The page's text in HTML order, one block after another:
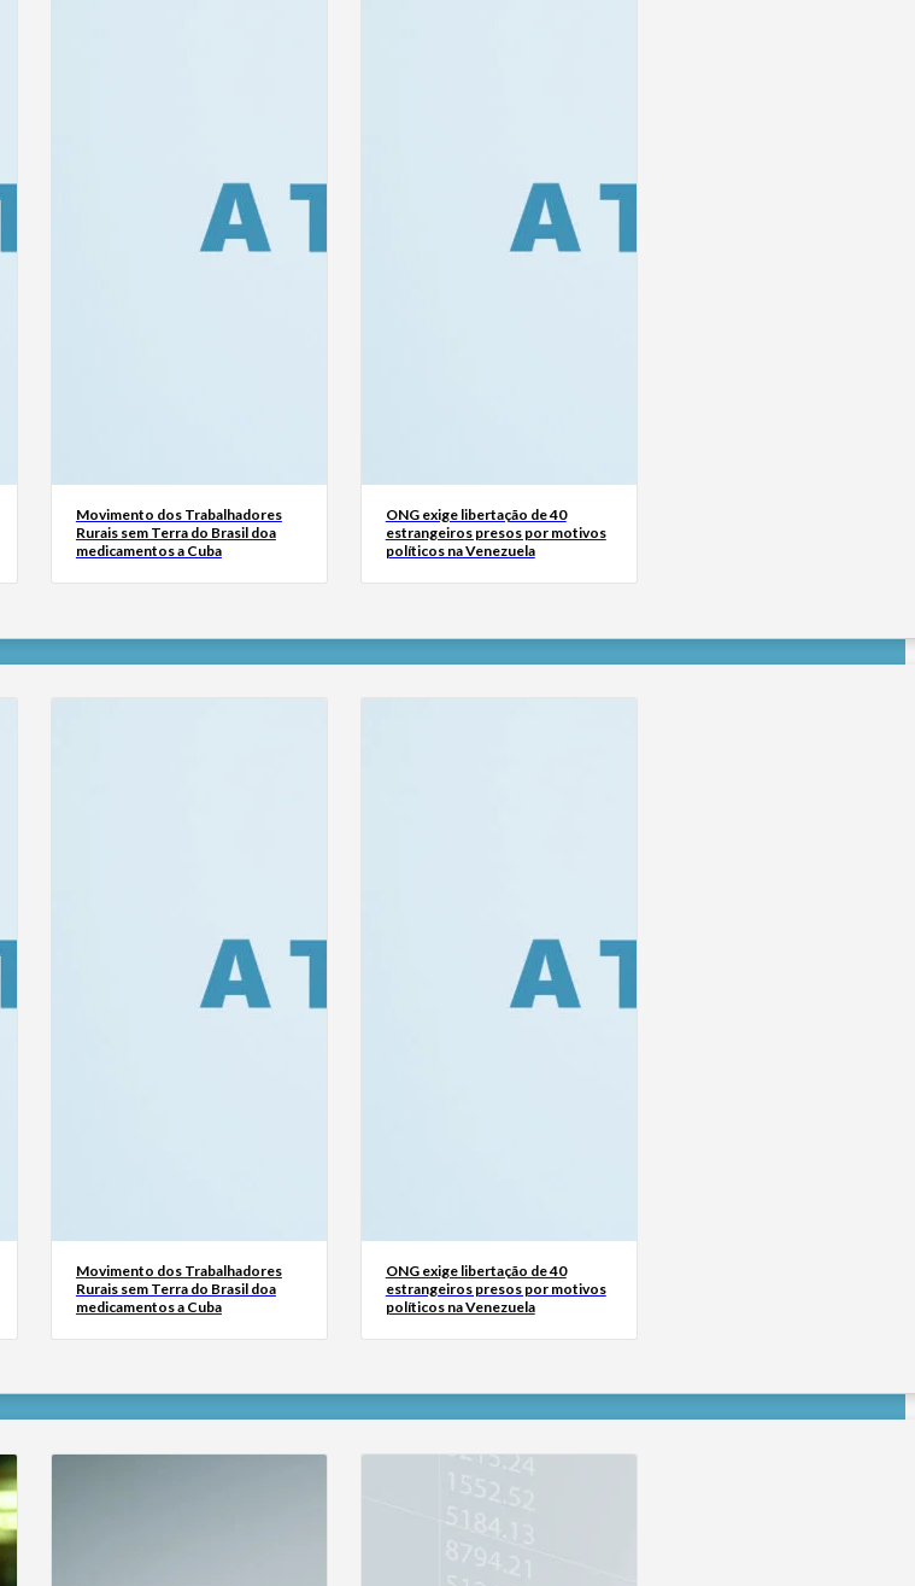
Movimento dos Trabalhadores
Rurais sem Terra do Brasil doa
medicamentos a Cuba
ONG exige libertação de 40
estrangeiros presos por motivos
políticos na Venezuela
Movimento dos Trabalhadores
Rurais sem Terra do Brasil doa
medicamentos a Cuba
ONG exige libertação de 40
estrangeiros presos por motivos
políticos na Venezuela